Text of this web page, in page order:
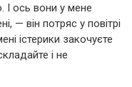
І ось вони у мене
— він потряс у повітрі
істерики закочуєте
і не